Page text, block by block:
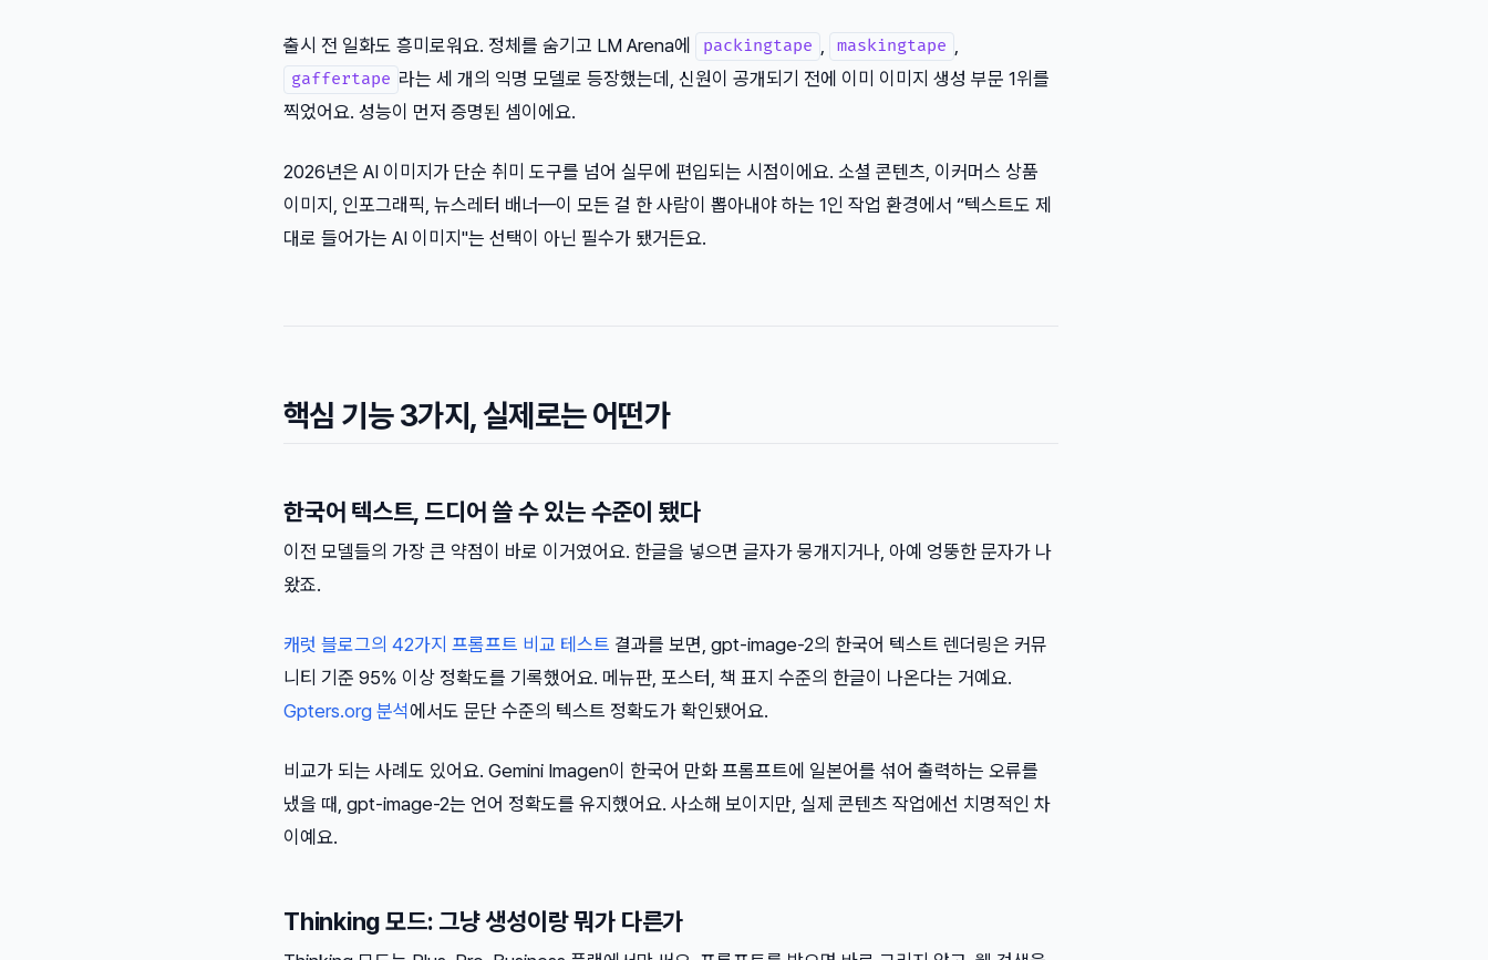
출시 전 일화도 흥미로워요. 정체를 숨기고 LM Arena에 packingtape maskingtape
gaffertape 라는 세 개의 익명 모델로 등장했는데, 신원이 공개되기 전에 이미 이미지 생성 부문 1위를
찍었어요. 성능이 먼저 증명된 셈이에요.
2026년은 AI 이미지가 단순 취미 도구를 넘어 실무에 편입되는 시점이에요. 소셜 콘텐츠, 이커머스 상품
이미지, 인포그래픽, 뉴스레터 배너—이 모든 걸 한 사람이 뽑아내야 하는 1인 작업 환경에서 “텍스트도 제
대로 들어가는 AI 이미지"는 선택이 아닌 필수가 됐거든요.
핵심 기능 3가지, 실제로는 어떤가
한국어 텍스트, 드디어 쓸 수 있는 수준이 됐다
이전 모델들의 가장 큰 약점이 바로 이거였어요. 한글을 넣으면 글자가 뭉개지거나, 아예 엉뚱한 문자가 나
왔죠.
캐럿 블로그의 42가지 프롬프트 비교 테스트 결과를 보면, gpt-image-2의 한국어 텍스트 렌더링은 커뮤
니티 기준 95% 이상 정확도를 기록했어요. 메뉴판, 포스터, 책 표지 수준의 한글이 나온다는 거예요.
Gpters.org 분석에서도 문단 수준의 텍스트 정확도가 확인됐어요.
비교가 되는 사례도 있어요. Gemini Imagen이 한국어 만화 프롬프트에 일본어를 섞어 출력하는 오류를
냈을 때, gpt-image-2는 언어 정확도를 유지했어요. 사소해 보이지만, 실제 콘텐츠 작업에선 치명적인 차
이예요.
Thinking 모드: 그냥 생성이랑 뭐가 다른가